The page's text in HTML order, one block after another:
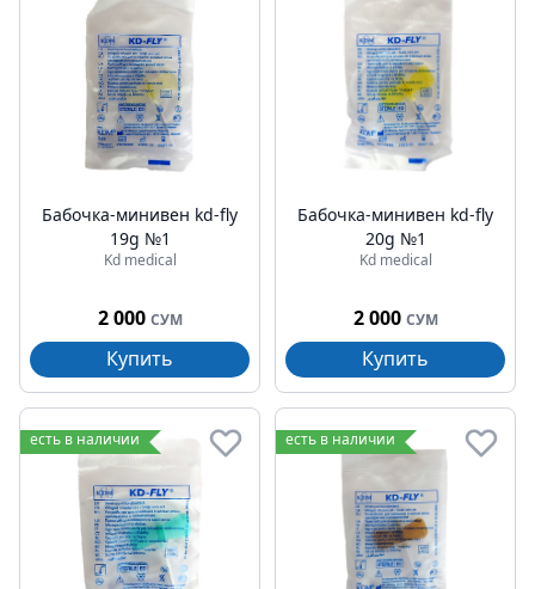
Бабочка-минивен kd-fly
19g №1
Kd medical
2 000 СУМ
Купить
Бабочка-минивен kd-fly
20g №1
Kd medical
2 000 СУМ
Купить
есть в наличии есть в наличии